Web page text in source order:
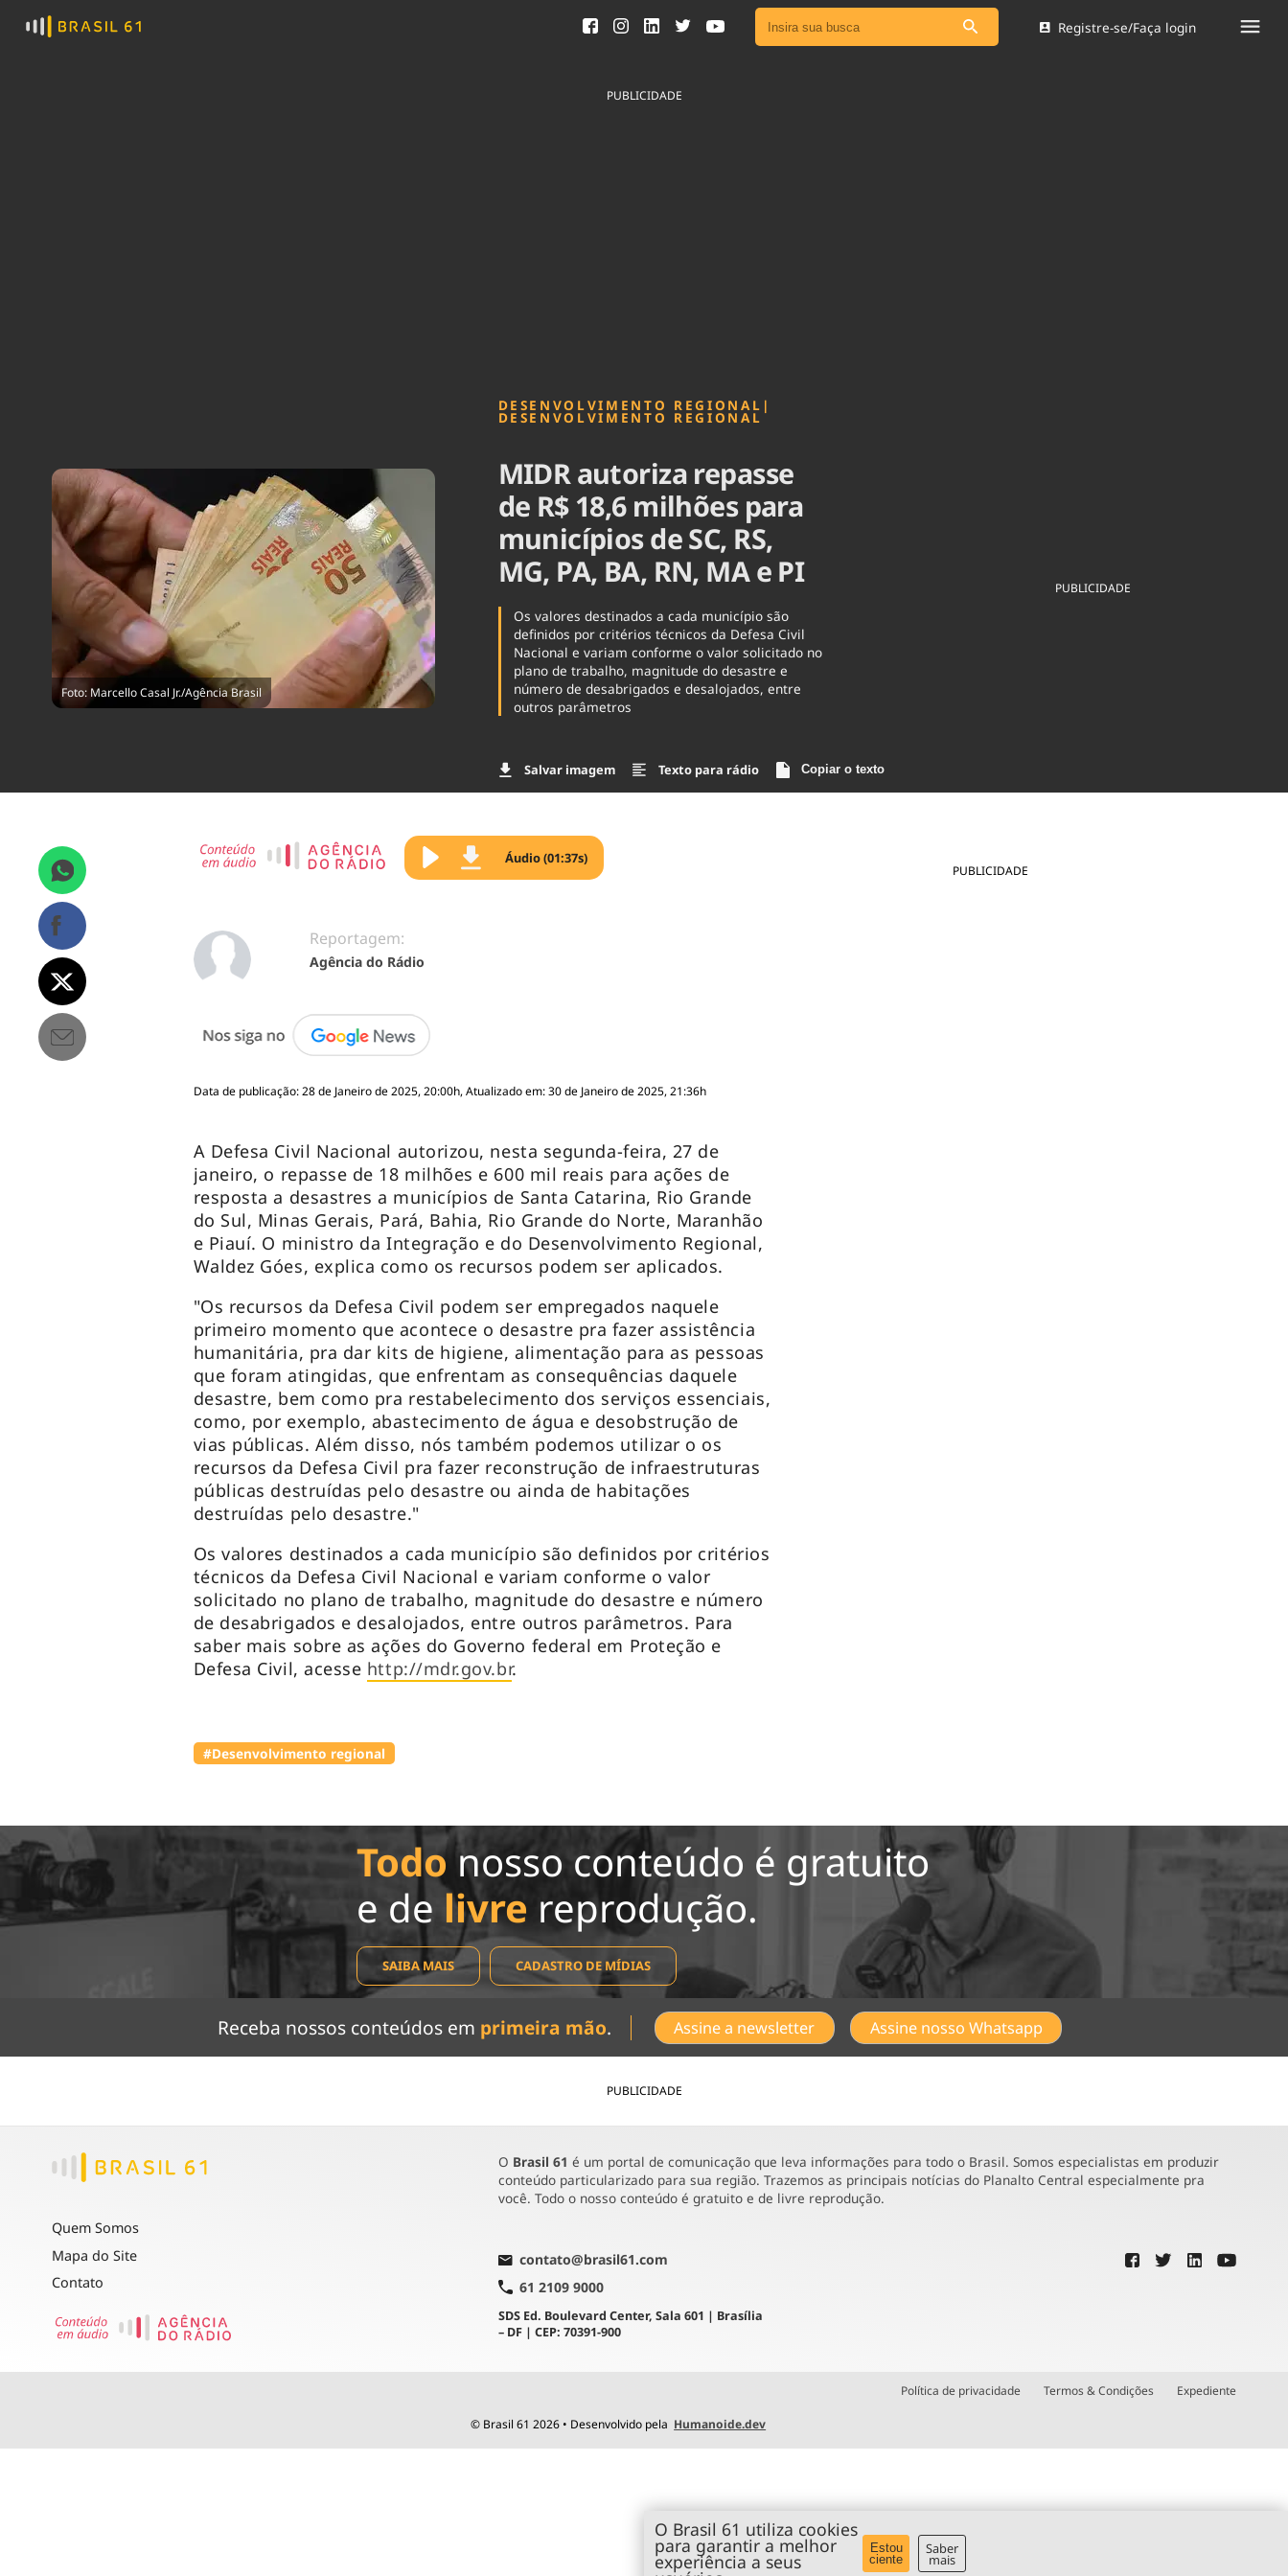
Ver todas as notícias
Ciência & Tecnologia
Registre-se/Faça login
PUBLICIDADE
Foto: Marcello Casal Jr./Agência Brasil
DESENVOLVIMENTO REGIONAL |
DESENVOLVIMENTO REGIONAL
MIDR autoriza repasse
de R$ 18,6 milhões para
municípios de SC, RS,
MG, PA, BA, RN, MA e PI
Os valores destinados a cada município são
definidos por critérios técnicos da Defesa Civil
Nacional e variam conforme o valor solicitado no
plano de trabalho, magnitude do desastre e
número de desabrigados e desalojados, entre
outros parâmetros
Salvar imagem Texto para rádio Copiar o texto
PUBLICIDADE
PUBLICIDADE
Áudio (01:37s)
Reportagem:
Agência do Rádio
Data de publicação: 28 de Janeiro de 2025, 20:00h, Atualizado em: 30 de Janeiro de 2025, 21:36h
A Defesa Civil Nacional autorizou, nesta segunda-feira, 27 de
janeiro, o repasse de 18 milhões e 600 mil reais para ações de
resposta a desastres a municípios de Santa Catarina, Rio Grande
do Sul, Minas Gerais, Pará, Bahia, Rio Grande do Norte, Maranhão
e Piauí. O ministro da Integração e do Desenvolvimento Regional,
Waldez Góes, explica como os recursos podem ser aplicados.
"Os recursos da Defesa Civil podem ser empregados naquele
primeiro momento que acontece o desastre pra fazer assistência
humanitária, pra dar kits de higiene, alimentação para as pessoas
que foram atingidas, que enfrentam as consequências daquele
desastre, bem como pra restabelecimento dos serviços essenciais,
como, por exemplo, abastecimento de água e desobstrução de
vias públicas. Além disso, nós também podemos utilizar o os
recursos da Defesa Civil pra fazer reconstrução de infraestruturas
públicas destruídas pelo desastre ou ainda de habitações
destruídas pelo desastre."
Os valores destinados a cada município são definidos por critérios
técnicos da Defesa Civil Nacional e variam conforme o valor
solicitado no plano de trabalho, magnitude do desastre e número
de desabrigados e desalojados, entre outros parâmetros. Para
saber mais sobre as ações do Governo federal em Proteção e
Defesa Civil, acesse http://mdr.gov.br.
#Desenvolvimento regional
Todonosso conteúdo é gratuito
e de livre reprodução.
SAIBA MAIS CADASTRO DE MÍDIAS
Receba nossos conteúdos em primeira mão. Assine a newsletter Assine nosso Whatsapp
PUBLICIDADE
Quem Somos
Mapa do Site
Contato
O Brasil 61 é um portal de comunicação que leva informações para todo o Brasil. Somos especialistas em produzir
conteúdo particularizado para sua região. Trazemos as principais notícias do Planalto Central especialmente pra
você. Todo o nosso conteúdo é gratuito e de livre reprodução.
contato@brasil61.com
61 2109 9000
SDS Ed. Boulevard Center, Sala 601 | Brasília
– DF | CEP: 70391-900
Política de privacidade Termos & Condições Expediente
© Brasil 61 2026 • Desenvolvido pela Humanoide.dev
O Brasil 61 utiliza cookies
para garantir a melhor
experiência a seus
Estou
ciente
Saber
mais